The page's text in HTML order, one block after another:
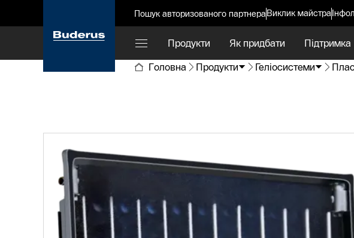
Пошук авторизованого партнераВиклик майстра
Продукти Як придбати Підтримка
Головна
Продукти Геліосистеми